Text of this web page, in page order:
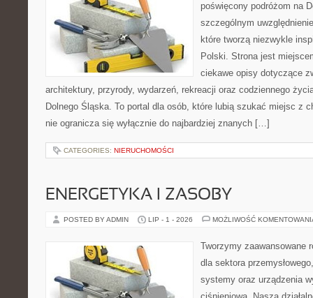
poświęcony podróżom na
szczególnym
które tworzą niezwykle
Polski. Strona jest
ciekawe opisy dotyczące
architektury, przyrody, wydarzeń, rekreacji oraz codziennego
Dolnego Śląska. To portal dla osób, które lubią szukać miejsc z
nie ogranicza się wyłącznie do najbardziej znanych […]
CATEGORIES: NIERUCHOMOŚCI
ENERGETYKA I ZASOBY
POSTED BY ADMIN LIP - 1 - 2026 MOŻLIWOŚĆ
Tworzymy zaawansowane
dla sektora
systemy oraz urządzenia